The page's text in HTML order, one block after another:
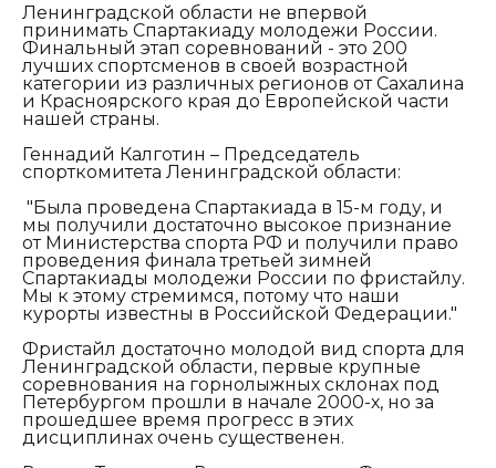
Ленинградской области не впервой
принимать Спартакиаду молодежи России.
Финальный этап соревнований - это 200
лучших спортсменов в своей возрастной
категории из различных регионов от Сахалина
и Красноярского края до Европейской части
нашей страны.
Геннадий Калготин – Председатель
спорткомитета Ленинградской области:
"Была проведена Спартакиада в 15-м году, и
мы получили достаточно высокое признание
от Министерства спорта РФ и получили право
проведения финала третьей зимней
Спартакиады молодежи России по фристайлу.
Мы к этому стремимся, потому что наши
курорты известны в Российской Федерации."
Фристайл достаточно молодой вид спорта для
Ленинградской области, первые крупные
соревнования на горнолыжных склонах под
Петербургом прошли в начале 2000-х, но за
прошедшее время прогресс в этих
дисциплинах очень существенен.